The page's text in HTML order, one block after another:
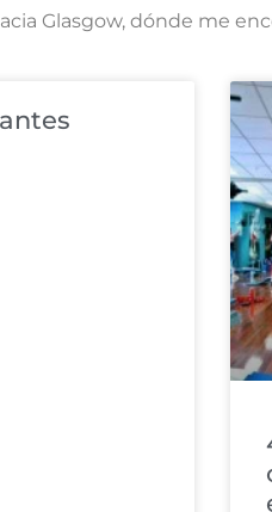
Glasgow, dónde me